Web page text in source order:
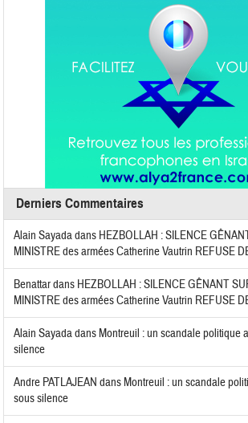
Derniers Commentaires
Alain Sayadadans HEZBOLLAH : SILENCE
MINISTRE des armées Catherine Vautrin REFUSE
Benattardans HEZBOLLAH : SILENCE GÊNANT
MINISTRE des armées Catherine Vautrin REFUSE
Alain Sayadadans Montreuil : un scandale politique
silence
Andre PATLAJEAN dans Montreuil : un scandale
sous silence